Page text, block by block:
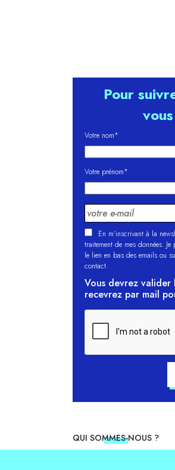
Pour
Votre nom*
Votre prénom*
En m'inscrivant à la
traitement de mes données.
le lien en bas des emails ou
contact.
Vous devrez
recevrez par mail
QUI SOMMES-NOUS ?